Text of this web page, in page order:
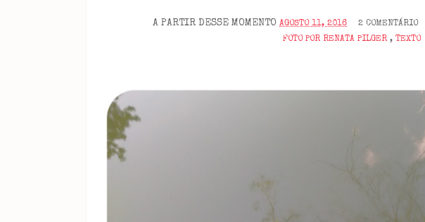
A PARTIR DESSE MOMENTO AGOSTO 11, 2016 2 COMENTÁRIO
FOTO POR RENATA PILGER , TEXTO